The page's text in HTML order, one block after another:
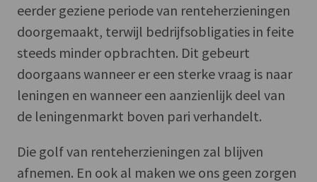
eerder geziene periode van renteherzieningen
doorgemaakt, terwijl bedrijfsobligaties in feite
steeds minder opbrachten. Dit gebeurt
doorgaans wanneer er een sterke vraag is naar
leningen en wanneer een aanzienlijk deel van
de leningenmarkt boven pari verhandelt.
Die golf van renteherzieningen zal blijven
afnemen. En ook al maken we ons geen zorgen